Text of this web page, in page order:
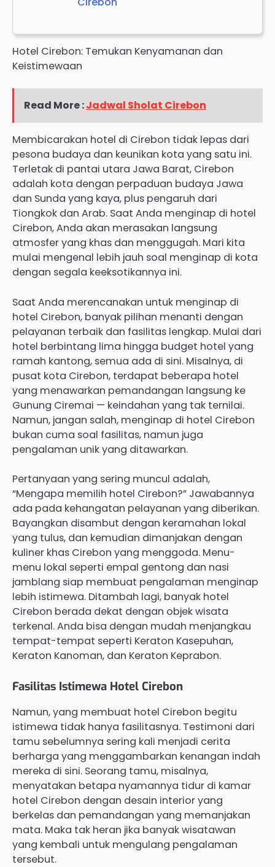
Hotel Cirebon: Temukan Kenyamanan dan
Keistimewaan
Read More :Jadwal Sholat Cirebon
Membicarakan hotel di Cirebon tidak lepas dari
pesona budaya dan keunikan kota yang satu ini.
Terletak di pantai utara Jawa Barat, Cirebon
adalah kota dengan perpaduan budaya Jawa
dan Sunda yang kaya, plus pengaruh dari
Tiongkok dan Arab. Saat Anda menginap di hotel
Cirebon, Anda akan merasakan langsung
atmosfer yang khas dan menggugah. Mari kita
mulai mengenal lebih jauh soal menginap di kota
dengan segala keeksotikannya ini.
Saat Anda merencanakan untuk menginap di
hotel Cirebon, banyak pilihan menanti dengan
pelayanan terbaik dan fasilitas lengkap. Mulai dari
hotel berbintang lima hingga budget hotel yang
ramah kantong, semua ada di sini. Misalnya, di
pusat kota Cirebon, terdapat beberapa hotel
yang menawarkan pemandangan langsung ke
Gunung Ciremai — keindahan yang tak ternilai.
Namun, jangan salah, menginap di hotel Cirebon
bukan cuma soal fasilitas, namun juga
pengalaman unik yang ditawarkan.
Pertanyaan yang sering muncul adalah,
“Mengapa memilih hotel Cirebon?” Jawabannya
ada pada kehangatan pelayanan yang diberikan.
Bayangkan disambut dengan keramahan lokal
yang tulus, dan kemudian dimanjakan dengan
kuliner khas Cirebon yang menggoda. Menu-
menu lokal seperti empal gentong dan nasi
jamblang siap membuat pengalaman menginap
lebih istimewa. Ditambah lagi, banyak hotel
Cirebon berada dekat dengan objek wisata
terkenal. Anda bisa dengan mudah menjangkau
tempat-tempat seperti Keraton Kasepuhan,
Keraton Kanoman, dan Keraton Keprabon.
Fasilitas Istimewa Hotel Cirebon
Namun, yang membuat hotel Cirebon begitu
istimewa tidak hanya fasilitasnya. Testimoni dari
tamu sebelumnya sering kali menjadi cerita
berharga yang menggambarkan kenangan indah
mereka di sini. Seorang tamu, misalnya,
menyatakan betapa nyamannya tidur di kamar
hotel Cirebon dengan desain interior yang
berkelas dan pemandangan yang memanjakan
mata. Maka tak heran jika banyak wisatawan
yang kembali untuk mengulang pengalaman
tersebut.